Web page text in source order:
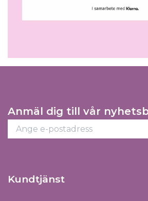
Anmäl dig till vår
Kundtjänst